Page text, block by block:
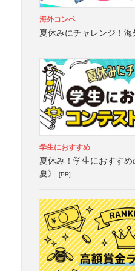
海外コンペ
夏休みにチャレンジ！
学生におすすめ
夏休み！学生におすす
夏》
[PR]